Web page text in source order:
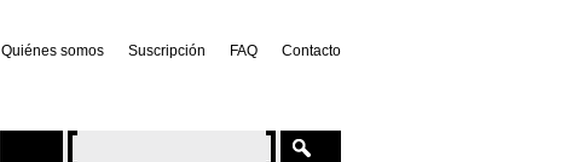
Quiénes somos Suscripción FAQ Contacto